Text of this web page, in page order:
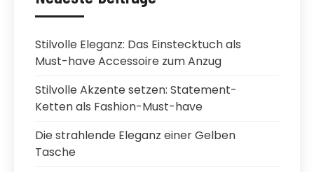
Stilvolle Eleganz: Das Einstecktuch als
Must-have Accessoire zum Anzug
Stilvolle Akzente setzen: Statement-
Ketten als Fashion-Must-have
Die strahlende Eleganz einer Gelben
Tasche